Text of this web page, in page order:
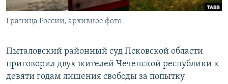
Все сайты РСЕ/РС
Граница России, архивное фото
Пыталовский районный суд Псковской области
приговорил двух жителей Чеченской республики к
девяти годам лишения свободы за попытку